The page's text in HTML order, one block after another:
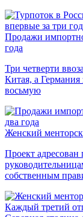
Продажи
года
Три четверти
Китая, а Германия
восьмую
Женский
Проект
собственным
Каждый третий